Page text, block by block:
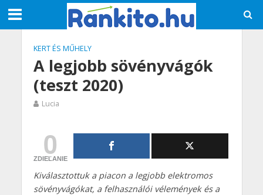
KERT ÉS MŰHELY
A legjobb sövényvágók
(teszt 2020)
Lucia
0
ZDIEĽANIE
Kiválasztottuk a piacon a legjobb elektromos
sövényvágókat, a felhasználói vélemények és a